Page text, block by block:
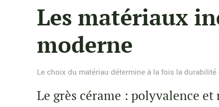
Les matériaux
moderne
Le choix du matériau détermine à la fois la
Le grès cérame : polyvalence et